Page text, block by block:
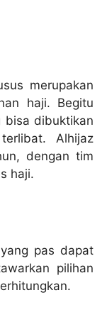
merupakan
haji. Begitu
bisa dibuktikan
Alhijaz
dengan tim
haji.
pas dapat
pilihan